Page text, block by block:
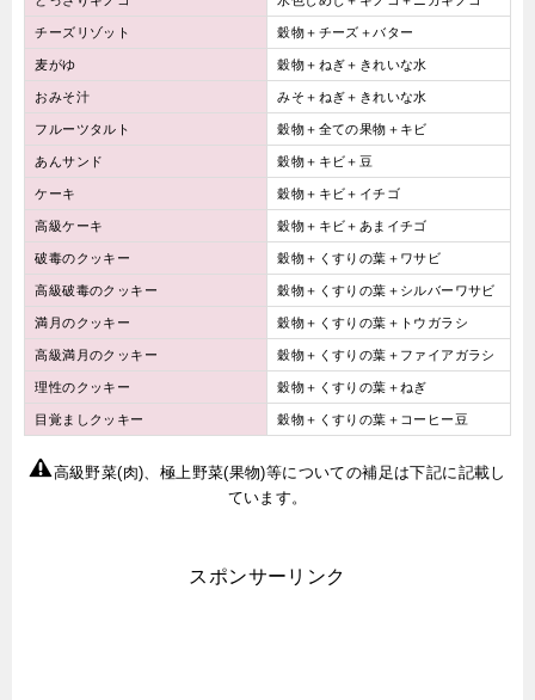
チーズリゾット 穀物＋チーズ＋バター
麦がゆ 穀物＋ねぎ＋きれいな水
おみそ汁 みそ＋ねぎ＋きれいな水
フルーツタルト 穀物＋全ての果物＋キビ
あんサンド 穀物＋キビ＋豆
ケーキ 穀物＋キビ＋イチゴ
高級ケーキ 穀物＋キビ＋あまイチゴ
破毒のクッキー 穀物＋くすりの葉＋ワサビ
高級破毒のクッキー 穀物＋くすりの葉＋シルバーワサビ
満月のクッキー 穀物＋くすりの葉＋トウガラシ
高級満月のクッキー 穀物＋くすりの葉＋ファイアガラシ
理性のクッキー 穀物＋くすりの葉＋ねぎ
目覚ましクッキー 穀物＋くすりの葉＋コーヒー豆
高級野菜(肉)、極上野菜(果物)等についての補足は下記に記載し
ています。
スポンサーリンク